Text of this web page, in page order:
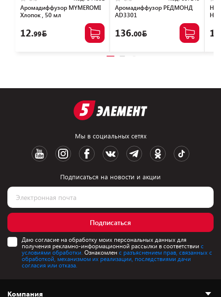
Аромадиффузор MYMEROMI
Хлопок , 50 мл
12.99
Аромадиффузор РЕДМОНД
AD3301
136.00
Мы в социальных сетях
Подписаться на новости и акции
Подписаться
Даю согласие на обработку моих персональных данных для
получения рекламно-информационной рассылки в соответствии с
условиями обработки. Ознакомлен с разъяснением прав, связанных с
обработкой, механизмом их реализации, последствиями дачи
согласия или отказа.
Компания